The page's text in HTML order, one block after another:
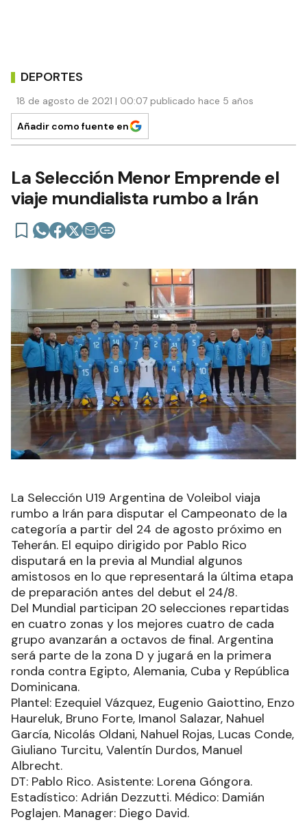
DEPORTES
18 de agosto de 2021 | 00:07 publicado hace 5 años
Añadir como fuente en
La Selección Menor Emprende el
viaje mundialista rumbo a Irán
La Selección U19 Argentina de Voleibol viaja
rumbo a Irán para disputar el Campeonato de la
categoría a partir del 24 de agosto próximo en
Teherán. El equipo dirigido por Pablo Rico
disputará en la previa al Mundial algunos
amistosos en lo que representará la última etapa
de preparación antes del debut el 24/8.
Del Mundial participan 20 selecciones repartidas
en cuatro zonas y los mejores cuatro de cada
grupo avanzarán a octavos de final. Argentina
será parte de la zona D y jugará en la primera
ronda contra Egipto, Alemania, Cuba y República
Dominicana.
Plantel: Ezequiel Vázquez, Eugenio Gaiottino, Enzo
Haureluk, Bruno Forte, Imanol Salazar, Nahuel
García, Nicolás Oldani, Nahuel Rojas, Lucas Conde,
Giuliano Turcitu, Valentín Durdos, Manuel
Albrecht.
DT: Pablo Rico. Asistente: Lorena Góngora.
Estadístico: Adrián Dezzutti. Médico: Damián
Poglajen. Manager: Diego David.